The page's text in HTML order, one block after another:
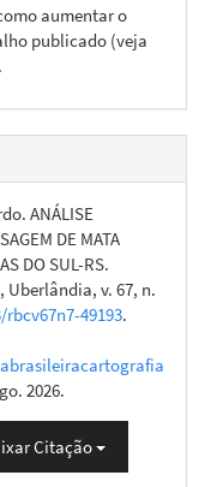
aumentar o
publicado (veja
ANÁLISE
DE MATA
DO SUL-RS.
, Uberlândia, v. 67, n.
rbcv67n7-49193.
2026.
Citação